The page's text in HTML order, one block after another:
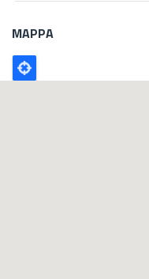
MAPPA
Poligono
GEO